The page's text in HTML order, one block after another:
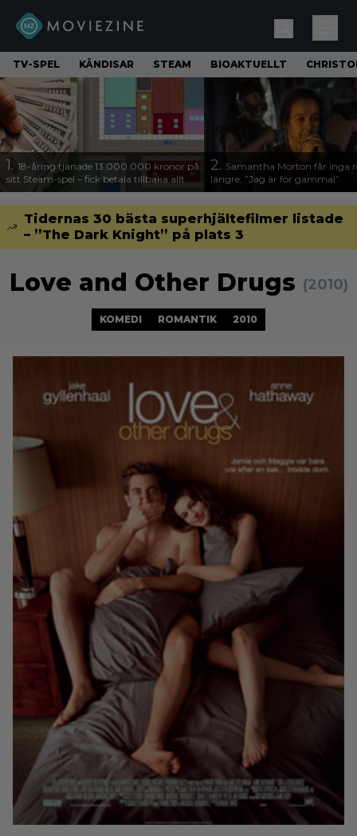
TV-SPEL KÄNDISAR STEAM BIOAKTUELLT
1. 18-åring tjänade 13 000 000 kronor på
sitt Steam-spel – fick betala tillbaka allt
2. Samantha Morton får inga
längre: ”Jag är för gammal”
Tidernas 30 bästa superhjältefilmer listade
– ”The Dark Knight” på plats 3
Love and Other Drugs (2010)
KOMEDI ROMANTIK 2010